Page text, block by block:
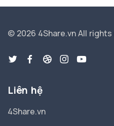
© 2026 4Share.vnAll
Liên hệ
4Share.vn